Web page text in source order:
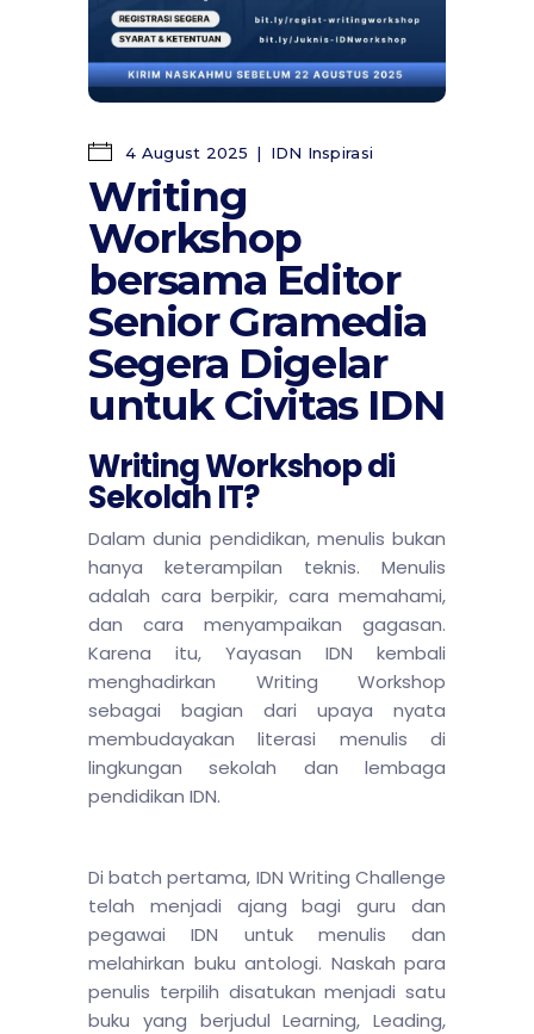
4 August 2025 IDN Inspirasi
Writing
Workshop
bersama Editor
Senior Gramedia
Segera Digelar
untuk Civitas IDN
Writing Workshop di
Sekolah IT?
Dalam dunia pendidikan, menulis bukan
hanya keterampilan teknis. Menulis
adalah cara berpikir, cara memahami,
dan cara menyampaikan gagasan.
Karena itu, Yayasan IDN kembali
menghadirkan Writing Workshop
sebagai bagian dari upaya nyata
membudayakan literasi menulis di
lingkungan sekolah dan lembaga
pendidikan IDN.
Di batch pertama, IDN Writing Challenge
telah menjadi ajang bagi guru dan
pegawai IDN untuk menulis dan
melahirkan buku antologi. Naskah para
penulis terpilih disatukan menjadi satu
buku yang berjudul Learning, Leading,